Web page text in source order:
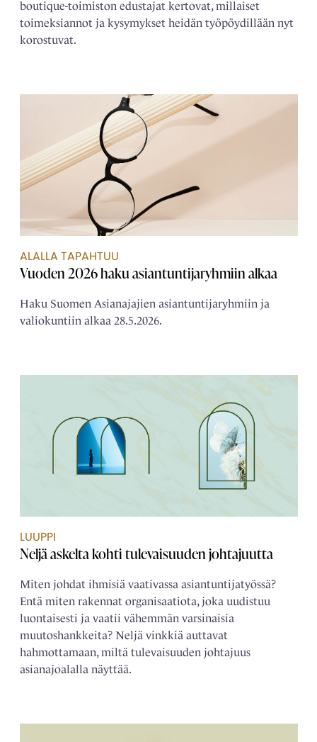
boutique-toimiston edustajat kertovat, millaiset
toimeksiannot ja kysymykset heidän työpöydillään nyt
korostuvat.
ALALLA TAPAHTUU
Vuoden 2026 haku asiantuntijaryhmiin alkaa
Haku Suomen Asianajajien asiantuntijaryhmiin ja
valiokuntiin alkaa 28.5.2026.
LUUPPI
Neljä askelta kohti tulevaisuuden johtajuutta
Miten johdat ihmisiä vaativassa asiantuntijatyössä?
Entä miten rakennat organisaatiota, joka uudistuu
luontaisesti ja vaatii vähemmän varsinaisia
muutoshankkeita? Neljä vinkkiä auttavat
hahmottamaan, miltä tulevaisuuden johtajuus
asianajoalalla näyttää.